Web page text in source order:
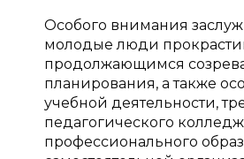
Особого внимания
молодые люди
продолжающимся
планирования, а также
учебной деятельности,
педагогического
профессионального